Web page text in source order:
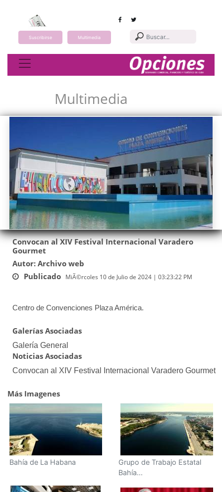
Suscribirse Multimedia
Toggle navigation
Multimedia
Convocan al XIV Festival Internacional Varadero
Gourmet
Autor: Archivo web
Publicado MiÃ©rcoles 10 de Julio de 2024 | 03:23:22 PM
Centro de Convenciones Plaza América.
Galerías Asociadas
Galería General
Noticias Asociadas
Convocan al XIV Festival Internacional Varadero Gourmet
Más Imagenes
Bahía de La Habana
Grupo de Trabajo Estatal
Bahía...